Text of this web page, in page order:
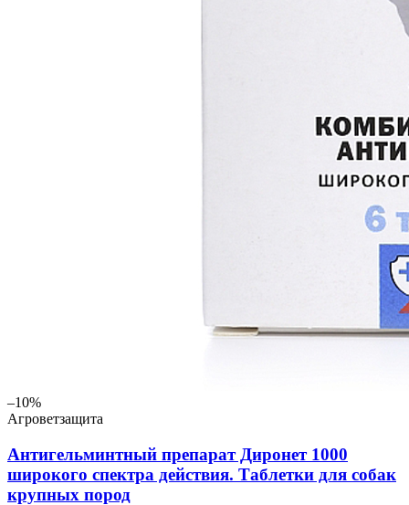
–10%
Агроветзащита
Антигельминтный препарат Диронет 1000
широкого спектра действия. Таблетки для собак
крупных пород